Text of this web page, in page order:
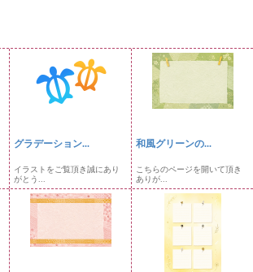
グラデーション...
イラストをご覧頂き誠にあり
がとう...
和風グリーンの...
こちらのページを開いて頂き
ありが...